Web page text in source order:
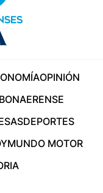
OPINIÓN
DEPORTES
MUNDO MOTOR